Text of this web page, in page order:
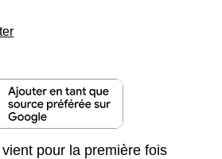
pour la première fois